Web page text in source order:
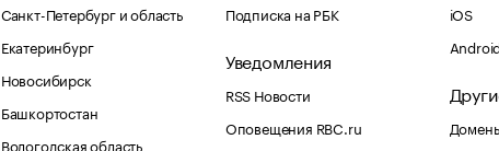
Санкт-Петербург и область
Екатеринбург
Новосибирск
Башкортостан
Вологодская область
Подписка на РБК
Уведомления
RSS Новости
Оповещения RBC.ru
iOS